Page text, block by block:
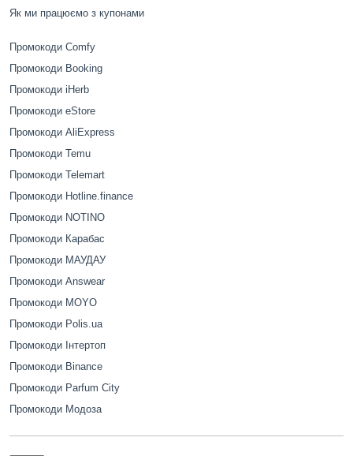
Як ми працюємо з купонами
Промокоди Comfy
Промокоди Booking
Промокоди iHerb
Промокоди eStore
Промокоди AliExpress
Промокоди Temu
Промокоди Telemart
Промокоди Hotline.finance
Промокоди NOTINO
Промокоди Карабас
Промокоди МАУДАУ
Промокоди Answear
Промокоди MOYO
Промокоди Polis.ua
Промокоди Інтертоп
Промокоди Binance
Промокоди Parfum City
Промокоди Модоза